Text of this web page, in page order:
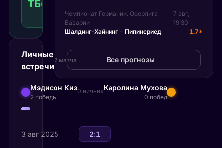
ТБ(21.50)
Рекомендуемая
ставка
Личные
встречи
2 матча
Мэдисон Киз
2 победы
0 ничьихКаролина Мухова
0 побед
3 авг 2025 Мэдисон Киз
2:1
Чемпионат Германии. Оберлига
Баварии
7 авг,
19:30
Шалдинг-Хайнинг – Пипинсриед 1.7*
Все прогнозы